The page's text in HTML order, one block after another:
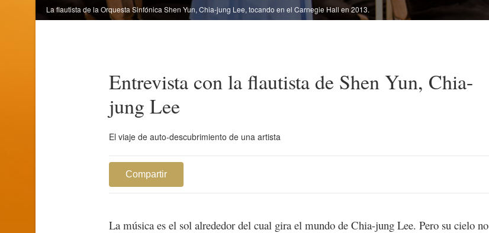
La flautista de la Orquesta Sinfónica Shen Yun, Chia-jung Lee, tocando en el Carnegie Hall en 2013.
Entrevista con la flautista de Shen Yun, Chia-
jung Lee
El viaje de auto-descubrimiento de una artista
Compartir
La música es el sol alrededor del cual gira el mundo de Chia-jung Lee. Pero su cielo no